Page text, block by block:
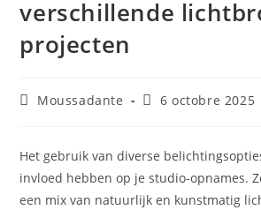
verschillende
projecten
Moussadante 6 octobre 2025
Het gebruik van diverse
invloed hebben op je studio-opnames.
een mix van natuurlijk en kunstmatig